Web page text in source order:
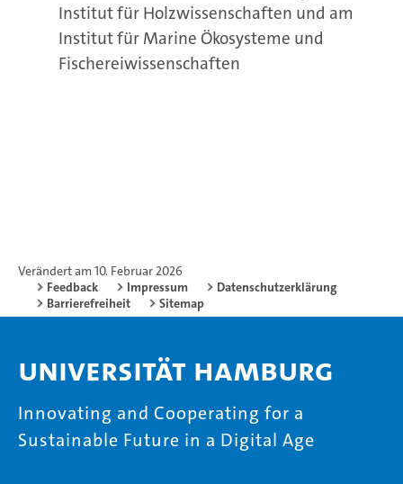
Institut für Holzwissenschaften und am
Institut für Marine Ökosysteme und
Fischereiwissenschaften
Verändert am 10. Februar 2026
Feedback
Impressum
Datenschutzerklärung
Barrierefreiheit
Sitemap
Universität Hamburg
Innovating and Cooperating for a
Sustainable Future in a Digital Age